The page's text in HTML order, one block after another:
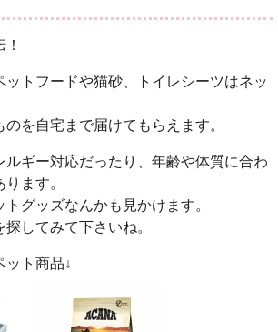
ットフードや猫砂、トイレシーツはネッ
を自宅まで届けてもらえます。
ルギー対応だったり、年齢や体質に合わ
ます。
グッズなんかも見かけます。
してみて下さいね。
ット商品↓